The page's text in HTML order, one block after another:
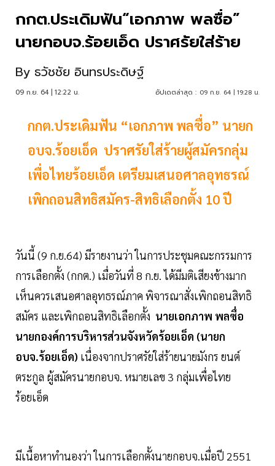
กกต.ประเดิมฟัน“เอกภาพ พลซื่อ”
นายกอบจ.ร้อยเอ็ด ปราศรัยใส่ร้าย
By ธวัชชัย อินทรประดิษฐ์
09 ก.ย. 64 | 12:22 น. อัปเดตล่าสุด : 09 ก.ย. 64 | 19:28 น.
กกต.ประเดิมฟัน “เอกภาพ พลซื่อ” นายก
อบจ.ร้อยเอ็ด ปราศรัยใส่ร้ายผู้สมัครกลุ่ม
เพื่อไทยร้อยเอ็ด เตรียมเสนอศาลอุทธรณ์
เพิกถอนสิทธิสมัคร-สิทธิเลือกตั้ง 10 ปี
วันนี้ (9 ก.ย.64) มีรายงานว่า ในการประชุมคณะกรรมการ
การเลือกตั้ง (กกต.) เมื่อวันที่ 8 ก.ย. ได้มีมติเสียงข้างมาก
เห็นควรเสนอศาลอุทธรณ์ภาค พิจารณาสั่งเพิกถอนสิทธิ
สมัคร และเพิกถอนสิทธิเลือกตั้ง นายเอกภาพ พลซื่อ
นายกองค์การบริหารส่วนจังหวัดร้อยเอ็ด (นายก
อบจ.ร้อยเอ็ด) เนื่องจากปราศรัยใส่ร้ายนายมังกร ยนต์
ตระกูล ผู้สมัครนายกอบจ. หมายเลข 3 กลุ่มเพื่อไทย
ร้อยเอ็ด
มีเนื้อหาทำนองว่า ในการเลือกตั้งนายกอบจ.เมื่อปี 2551